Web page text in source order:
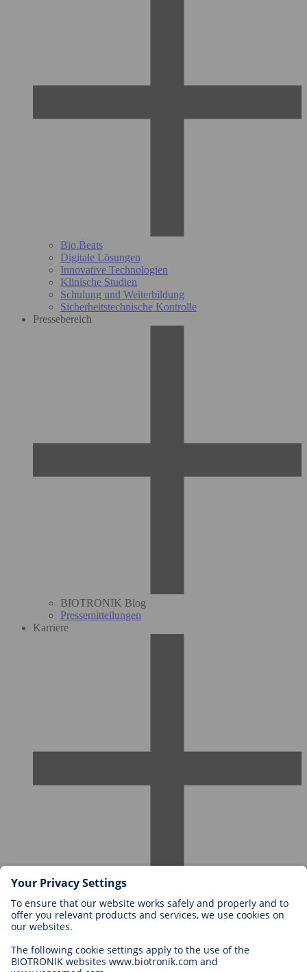
Bio.Beats
Digitale Lösungen
Innovative Technologien
Klinische Studien
Schulung und Weiterbildung
Sicherheitstechnische Kontrolle
Pressebereich
BIOTRONIK Blog
Pressemitteilungen
Karriere
Karriere bei BIOTRONIK
Einstieg
Bewerbung
Karrierechancen